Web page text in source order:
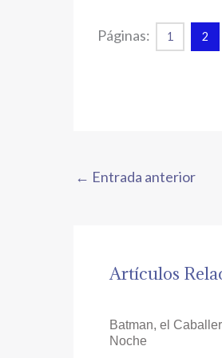
Páginas: 1 2
← Entrada anterior
Artículos
Batman, el
Noche